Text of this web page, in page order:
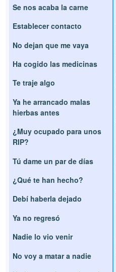
Se nos acaba la carne
Establecer contacto
No dejan que me vaya
Ha cogido las medicinas
Te traje algo
Ya he arrancado malas
hierbas antes
¿Muy ocupado para unos
RIP?
Tú dame un par de días
¿Qué te han hecho?
Debí haberla dejado
Ya no regresó
Nadie lo vio venir
No voy a matar a nadie